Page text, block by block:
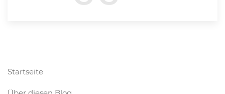
Startseite